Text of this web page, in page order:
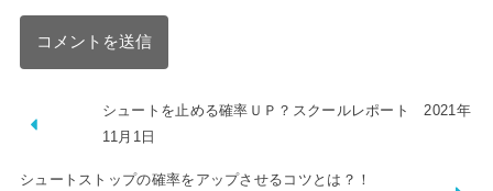
シュートを止める確率ＵＰ？スクールレポート 2021年
11月1日
シュートストップの確率をアップさせるコツとは？！